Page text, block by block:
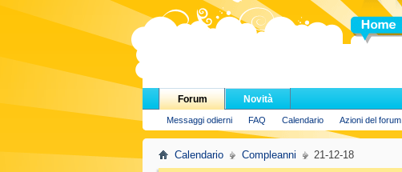
Home
Forum
Messaggi odierni FAQ Calendario Azioni del forum
Novità
Calendario Compleanni 21-12-18